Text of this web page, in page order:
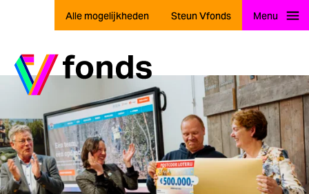
Ga naar home
Alle mogelijkheden Steun Vfonds Menu